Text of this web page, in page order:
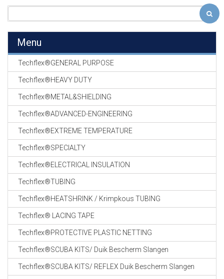
Menu
Techflex®GENERAL PURPOSE
Techflex®HEAVY DUTY
Techflex®METAL&SHIELDING
Techflex®ADVANCED-ENGINEERING
Techflex®EXTREME TEMPERATURE
Techflex®SPECIALTY
Techflex®ELECTRICAL INSULATION
Techflex®TUBING
Techflex®HEATSHRINK / Krimpkous TUBING
Techflex® LACING TAPE
Techflex®PROTECTIVE PLASTIC NETTING
Techflex®SCUBA KITS/ Duik Bescherm Slangen
Techflex®SCUBA KITS/ REFLEX Duik Bescherm Slangen